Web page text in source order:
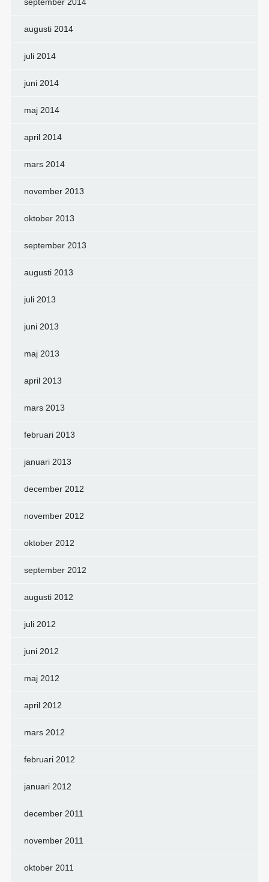
augusti 2014
juli 2014
juni 2014
maj 2014
april 2014
mars 2014
november 2013
oktober 2013
september 2013
augusti 2013
juli 2013
juni 2013
maj 2013
april 2013
mars 2013
februari 2013
januari 2013
december 2012
november 2012
oktober 2012
september 2012
augusti 2012
juli 2012
juni 2012
maj 2012
april 2012
mars 2012
februari 2012
januari 2012
december 2011
november 2011
oktober 2011